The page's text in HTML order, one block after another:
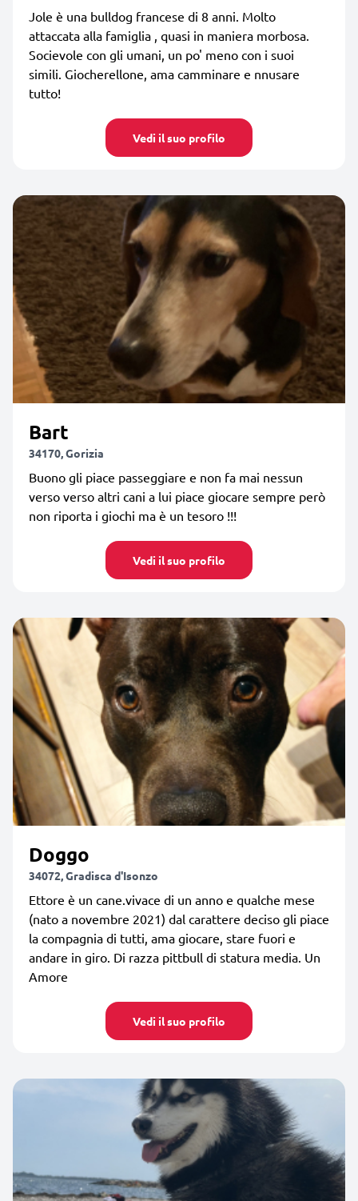
Jole è una bulldog francese di 8 anni. Molto
attaccata alla famiglia , quasi in maniera morbosa.
Socievole con gli umani, un po' meno con i suoi
simili. Giocherellone, ama camminare e nnusare
tutto!
Vedi il suo profilo
Bart
34170, Gorizia
Buono gli piace passeggiare e non fa mai nessun
verso verso altri cani a lui piace giocare sempre però
non riporta i giochi ma è un tesoro !!!
Vedi il suo profilo
Doggo
34072, Gradisca d'Isonzo
Ettore è un cane.vivace di un anno e qualche mese
(nato a novembre 2021) dal carattere deciso gli piace
la compagnia di tutti, ama giocare, stare fuori e
andare in giro. Di razza pittbull di statura media. Un
Amore
Vedi il suo profilo